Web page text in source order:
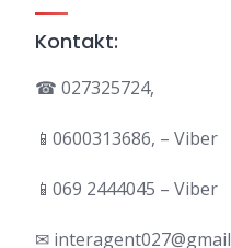
Kontakt:
☎ 027325724,
📱0600313686, – Viber
📱069 2444045 – Viber
✉